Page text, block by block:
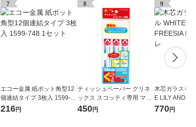
7
エコー金属 紙ポット角型12
個連結タイプ 3枚入 1599-74
8 1セット
216円
8
ティッシュペーパー クリネ
ックス スコッティ専用 マグ
ネットバー くっつくん3本パ
450円
9
木芯ガラスキ
E LILY AND
LE/ラコレ
770円